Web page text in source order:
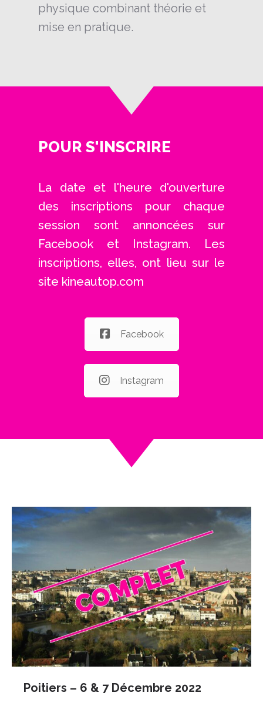
physique combinant théorie et
mise en pratique.
POUR S'INSCRIRE
La date et l'heure d'ouverture
des inscriptions pour chaque
session sont annoncées sur
Facebook et Instagram. Les
inscriptions, elles, ont lieu sur le
site kineautop.com
Facebook
Instagram
Poitiers – 6 & 7 Décembre 2022